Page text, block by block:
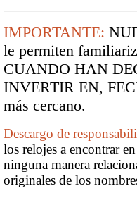
IMPORTANTE:
le permiten
CUANDO HAN
INVERTIR EN,
más cercano.
Descargo de
los relojes a encontrar
ninguna manera
originales de los